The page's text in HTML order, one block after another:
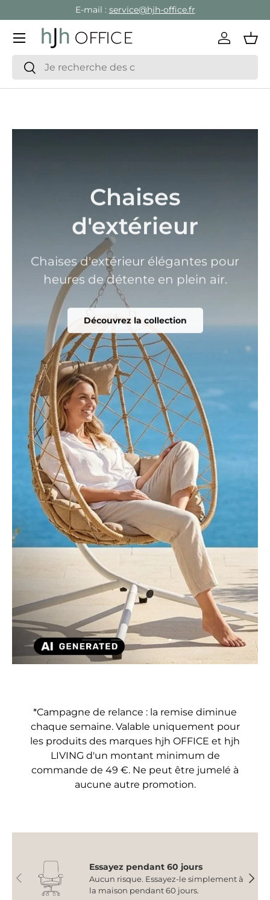
Aller au contenu
E-mail : service@hjh-office.fr
Recherche
Rechercher
Se
Menu
Chaises
d'extérieur
Chaises d'extérieur élégantes pour
heures de détente en plein air.
Découvrez la collection
Charger la diapositive 1 de 4
Charger la diapositive 2 de 4
Charger la diapositive 3
Charger la
*Campagne de relance : la remise diminue
chaque semaine. Valable uniquement pour
les produits des marques hjh OFFICE et hjh
LIVING d'un montant minimum de
commande de 49 €. Ne peut être jumelé à
aucune autre promotion.
Précédent
Essayez pendant 60 jours
Aucun risque. Essayez-le simplement à
la maison pendant 60 jours.